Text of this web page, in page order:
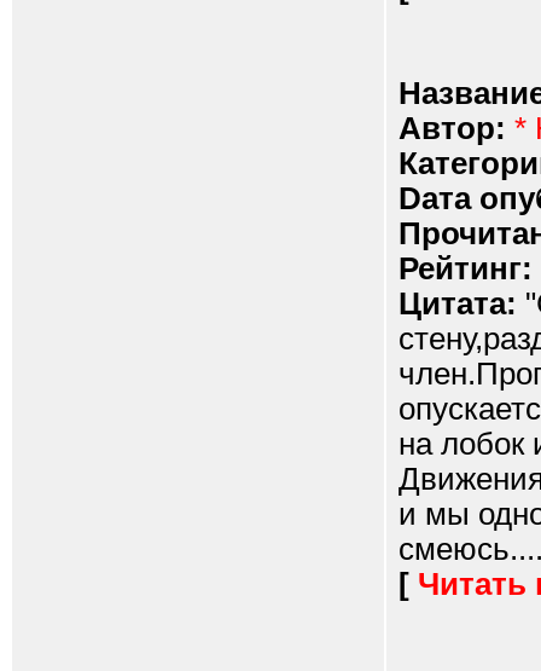
Автор: *
Dата
Рейтинг:
Цитата:
на лобок
и мы
[ Читать